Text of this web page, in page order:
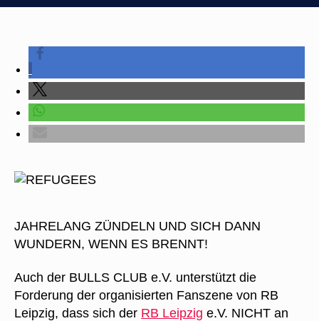
JAHRELANG ZÜNDELN UND SICH DANN
WUNDERN, WENN ES BRENNT!
Auch der BULLS CLUB e.V. unterstützt die
Forderung der organisierten Fanszene von RB
Leipzig, dass sich der RB Leipzig e.V. NICHT an